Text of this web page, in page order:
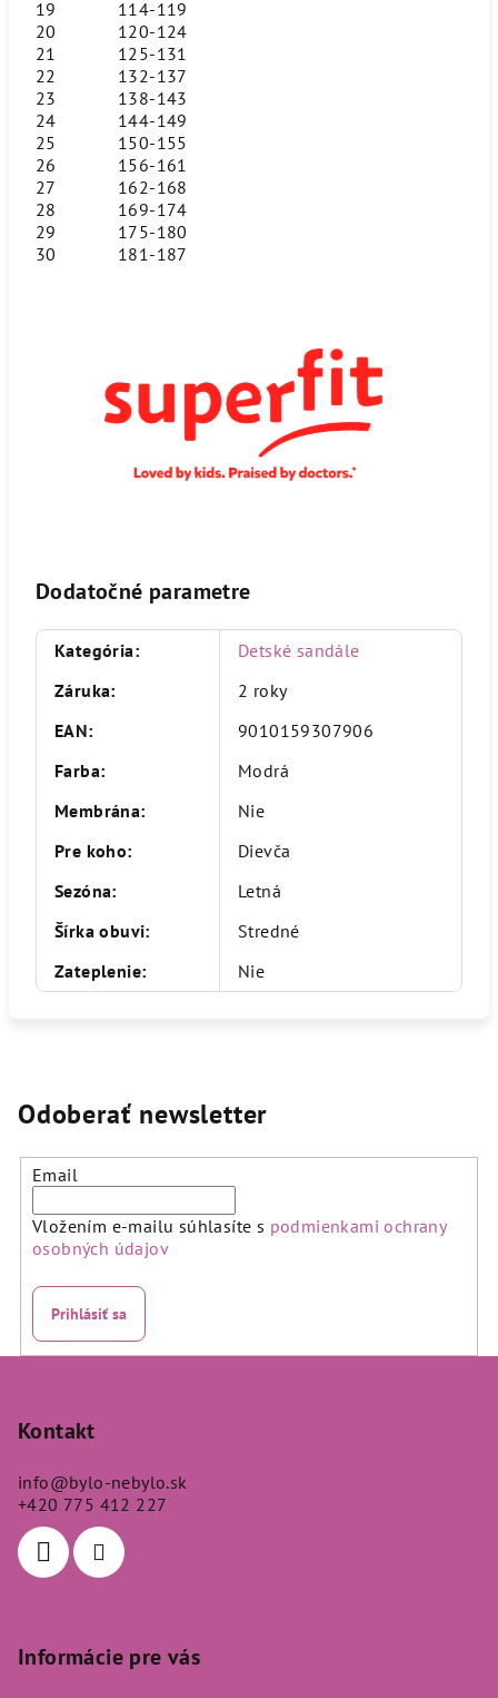
19
114-119
20
120-124
21
125-131
22
132-137
23
138-143
24
144-149
25
150-155
26
156-161
27
162-168
28
169-174
29
175-180
30
181-187
Dodatočné parametre
Kategória:
Detské sandále
Záruka:
2 roky
EAN:
9010159307906
Farba:
Modrá
Membrána:
Nie
Pre koho:
Dievča
Sezóna:
Letná
Šírka obuvi:
Stredné
Zateplenie: Nie
Odoberať newsletter
Email
Vložením e-mailu súhlasíte s podmienkami ochrany
osobných údajov
Prihlásiť sa
Kontakt
info@bylo-nebylo.sk
+420 775 412 227
Informácie pre vás